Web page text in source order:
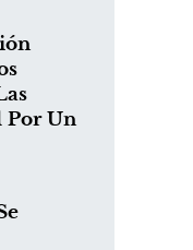
Por Un